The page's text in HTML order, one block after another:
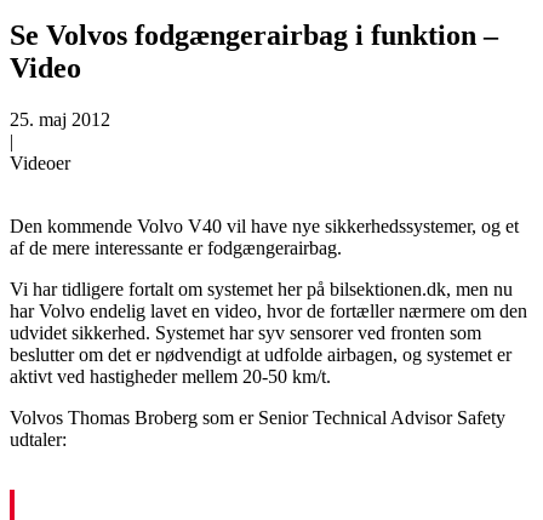
Se Volvos fodgængerairbag i funktion –
Video
25. maj 2012
|
Videoer
Den kommende Volvo V40 vil have nye sikkerhedssystemer, og et
af de mere interessante er fodgængerairbag.
Vi har tidligere fortalt om systemet her på bilsektionen.dk, men nu
har Volvo endelig lavet en video, hvor de fortæller nærmere om den
udvidet sikkerhed. Systemet har syv sensorer ved fronten som
beslutter om det er nødvendigt at udfolde airbagen, og systemet er
aktivt ved hastigheder mellem 20-50 km/t.
Volvos Thomas Broberg som er Senior Technical Advisor Safety
udtaler: